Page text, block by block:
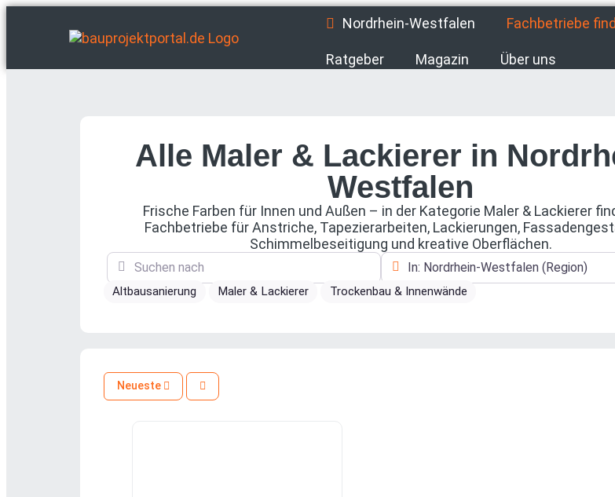
Nordrhein-Westfalen Fachbetriebe
Ratgeber Magazin Über uns
Alle Maler & Lackierer in
Westfalen
Frische Farben für Innen und Außen – in der Kategorie Maler & Lackierer
Fachbetriebe für Anstriche, Tapezierarbeiten, Lackierungen,
Schimmelbeseitigung und kreative Oberflächen.
Suchen nach In der Nähe
Altbausanierung Maler & Lackierer Trockenbau & Innenwände
Neueste